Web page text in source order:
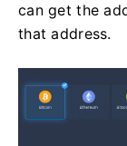
can get the
that address.